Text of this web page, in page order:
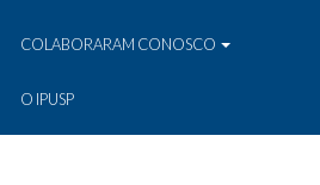
COLABORARAM CONOSCO
O IPUSP